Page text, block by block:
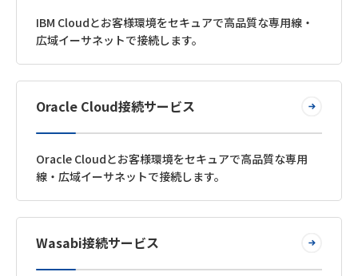
IBM Cloudとお客様環境をセキュアで高品質な専用線・
広域イーサネットで接続します。
Oracle Cloud接続サービス
Oracle Cloudとお客様環境をセキュアで高品質な専用
線・広域イーサネットで接続します。
Wasabi接続サービス